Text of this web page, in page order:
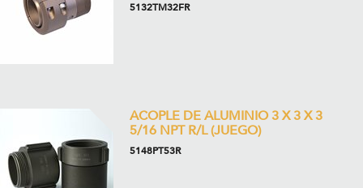
5132TM32FR
ACOPLE DE ALUMINIO 3 X 3 X 3
5/16 NPT R/L (JUEGO)
5148PT53R